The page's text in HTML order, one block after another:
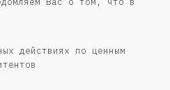
действиях по ценным